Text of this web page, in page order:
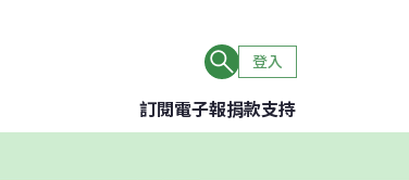
登入
訂閱電子報捐款支持